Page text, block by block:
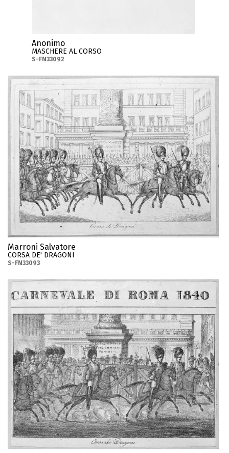
Anonimo
MASCHERE AL CORSO
S-FN33092
Marroni Salvatore
CORSA DE' DRAGONI
S-FN33093